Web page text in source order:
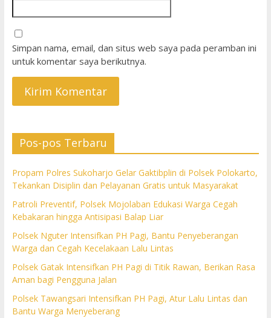
Simpan nama, email, dan situs web saya pada peramban ini
untuk komentar saya berikutnya.
Pos-pos Terbaru
Propam Polres Sukoharjo Gelar Gaktibplin di Polsek Polokarto,
Tekankan Disiplin dan Pelayanan Gratis untuk Masyarakat
Patroli Preventif, Polsek Mojolaban Edukasi Warga Cegah
Kebakaran hingga Antisipasi Balap Liar
Polsek Nguter Intensifkan PH Pagi, Bantu Penyeberangan
Warga dan Cegah Kecelakaan Lalu Lintas
Polsek Gatak Intensifkan PH Pagi di Titik Rawan, Berikan Rasa
Aman bagi Pengguna Jalan
Polsek Tawangsari Intensifkan PH Pagi, Atur Lalu Lintas dan
Bantu Warga Menyeberang